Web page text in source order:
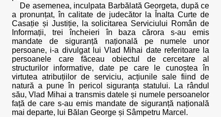
De asemenea, inculpata Barbălată Georgeta, după ce
a pronunțat, în calitate de judecător la Înalta Curte de
Casație și Justiție, la solicitarea Serviciului Român de
Informații, trei încheieri în baza cărora s-au emis
mandate de siguranță națională pe numele unor
persoane, i-a divulgat lui Vlad Mihai date referitoare la
persoanele care făceau obiectul de cercetare al
structurilor informative, date pe care le cunoștea în
virtutea atribuțiilor de serviciu, acțiunile sale fiind de
natură a pune în pericol siguranța statului. La rândul
său, Vlad Mihai a transmis datele și numele persoanelor
față de care s-au emis mandate de siguranță națională
mai departe, lui Bălan George și Sâmpetru Marcel.